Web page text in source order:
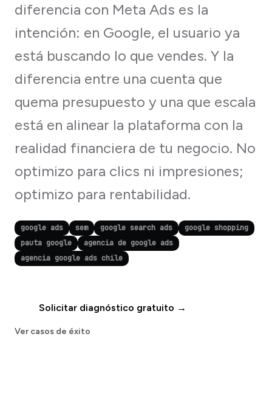
diferencia con Meta Ads es la
intención: en Google, el usuario ya
está buscando lo que vendes. Y la
diferencia entre una cuenta que
quema presupuesto y una que escala
está en alinear la plataforma con la
realidad financiera de tu negocio. No
optimizo para clics ni impresiones;
optimizo para rentabilidad.
google ads sem google search ads
google shopping
pauta google
agencia de google ads
agencia google ads chile
Solicitar diagnóstico gratuito →
Ver casos de éxito